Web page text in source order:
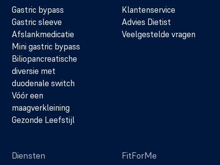
Gastric bypass
Gastric sleeve
Afslankmedicatie
Mini gastric bypass
Biliopancreatische
diversie met
duodenale switch
Vóór een
maagverkleining
Gezonde Leefstijl
Klantenservice
Advies Dietist
Veelgestelde vragen
Diensten FitForMe